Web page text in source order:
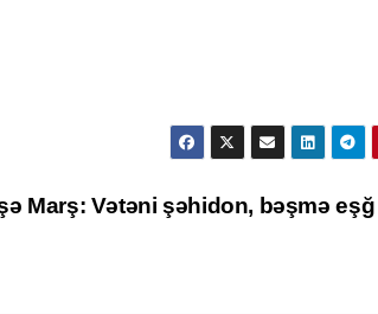
Marş: Vətəni şəhidon, bəşmə eşğ